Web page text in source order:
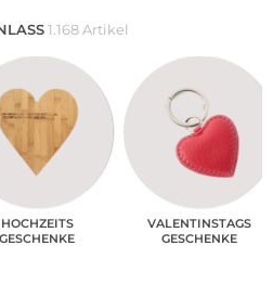
1.168 Artikel
HOCHZEITS
GESCHENKE
VALENTINSTAGS
GESCHENKE